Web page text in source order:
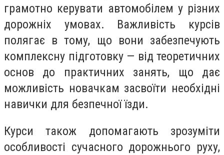
грамотно керувати автомобілем у різних
дорожніх умовах. Важливість курсів
полягає в тому, що вони забезпечують
комплексну підготовку — від теоретичних
основ до практичних занять, що дає
можливість новачкам засвоїти необхідні
навички для безпечної їзди.
Курси також допомагають зрозуміти
особливості сучасного дорожнього руху,